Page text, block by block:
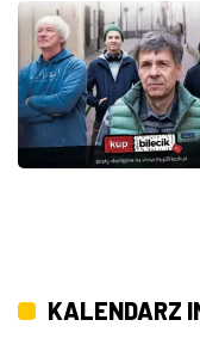
KALENDARZ